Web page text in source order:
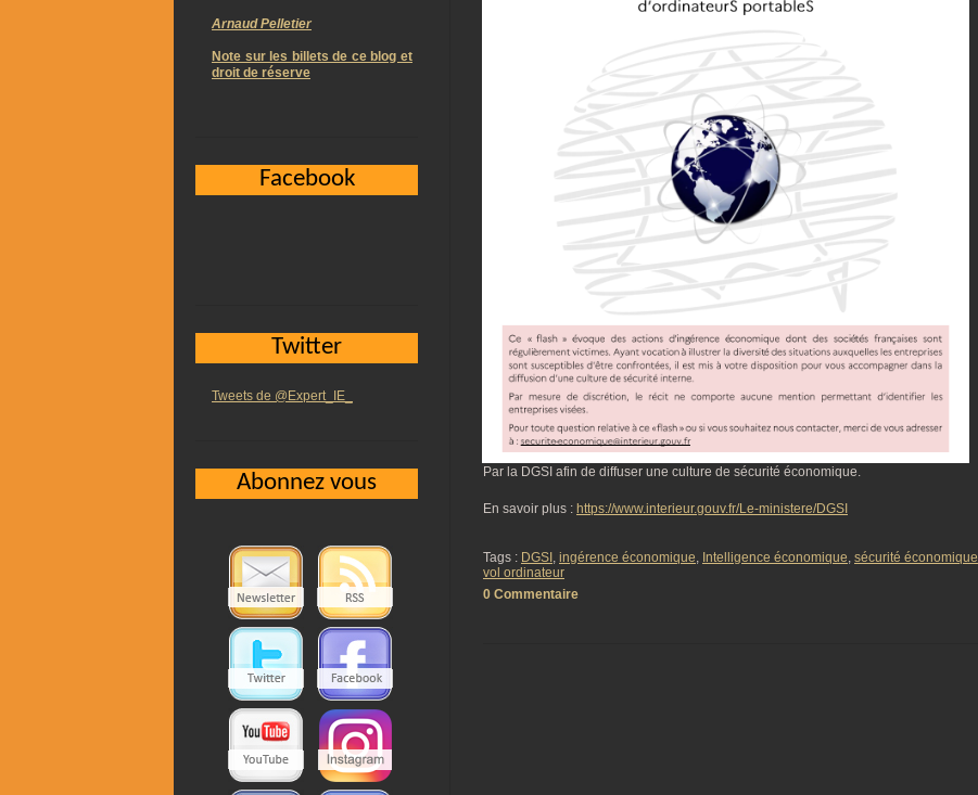
Par la DGSI afin de diffuser une culture de sécurité économique.
En savoir plus : https://www.interieur.gouv.fr/Le-ministere/DGSI
Tags : DGSI , ingérence économique, Intelligence économique, sécurité économique
vol ordinateur
0 Commentaire
Arnaud Pelletier
Note sur les billets de ce blog et
droit de réserve
Facebook
Twitter
Tweets de @Expert_IE_
Abonnez vous